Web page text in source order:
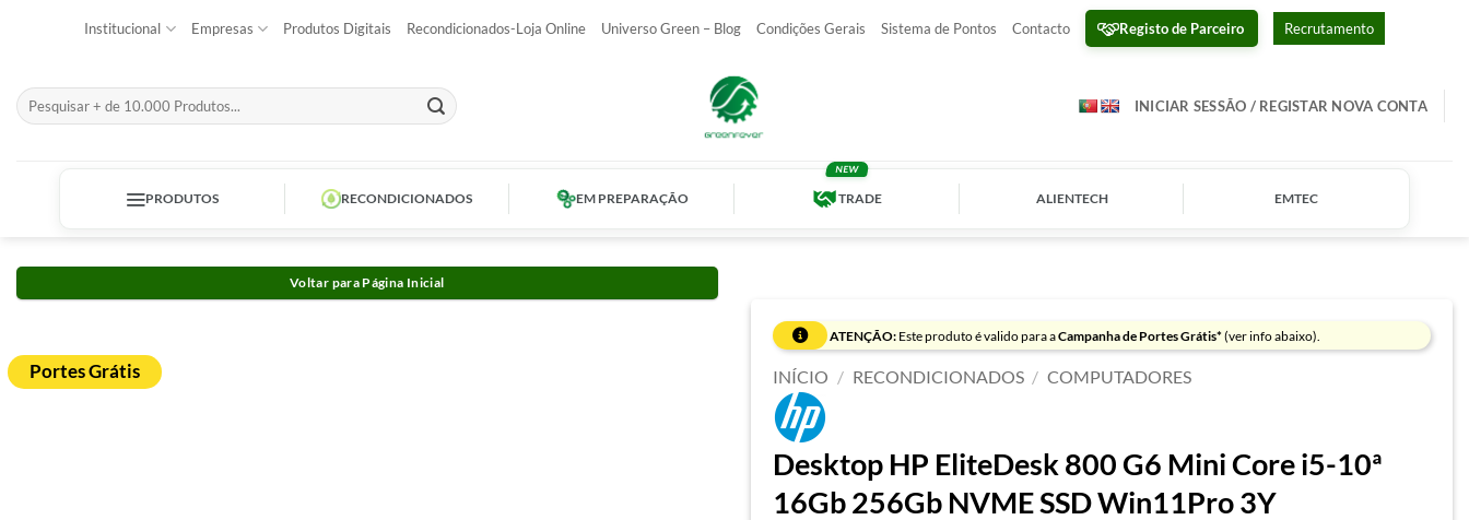
Institucional Empresas Produtos Digitais Recondicionados-Loja Online Universo Green – Blog Condições Gerais Sistema de Pontos Contacto Registo de Parceiro Recrutamento
Pesquisar
por:
INICIAR SESSÃO / REGISTAR NOVA CONTA
PRODUTOS RECONDICIONADOS EM PREPARAÇÃO TRADE ALIENTECH EMTEC
Voltar para Página Inicial
Portes Grátis
ATENÇÃO: Este produto é valido para aCampanha de Portes Grátis*(ver info abaixo).
INÍCIO / RECONDICIONADOS / COMPUTADORES
Desktop HP EliteDesk 800 G6 Mini Core i5-10ª
16Gb 256Gb NVME SSD Win11Pro 3Y